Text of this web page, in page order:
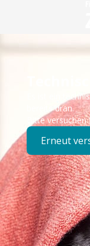
Es ist ein
bereits dran.
Bitte
Erneut